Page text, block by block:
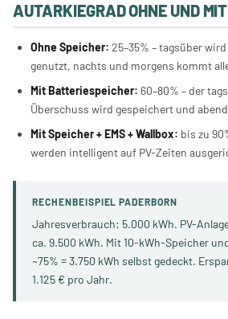
AUTARKIEGRAD OHNE UND
Ohne Speicher: 25–35% – tagsüber
genutzt, nachts und morgens kommt
Mit Batteriespeicher: 60–80% – der
Überschuss wird gespeichert und
Mit Speicher + EMS + Wallbox: bis zu
werden intelligent auf PV-Zeiten
RECHENBEISPIEL PADERBORN
Jahresverbrauch: 5.000 kWh. PV-
ca. 9.500 kWh. Mit 10-kWh-Speicher
~75% = 3.750 kWh selbst gedeckt.
1.125 € pro Jahr.